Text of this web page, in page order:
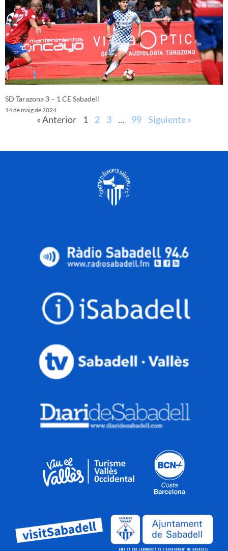
SD Tarazona 3 – 1 CE Sabadell
14 de maig de 2024
« Anterior 1 2 3 … 99 Siguiente »